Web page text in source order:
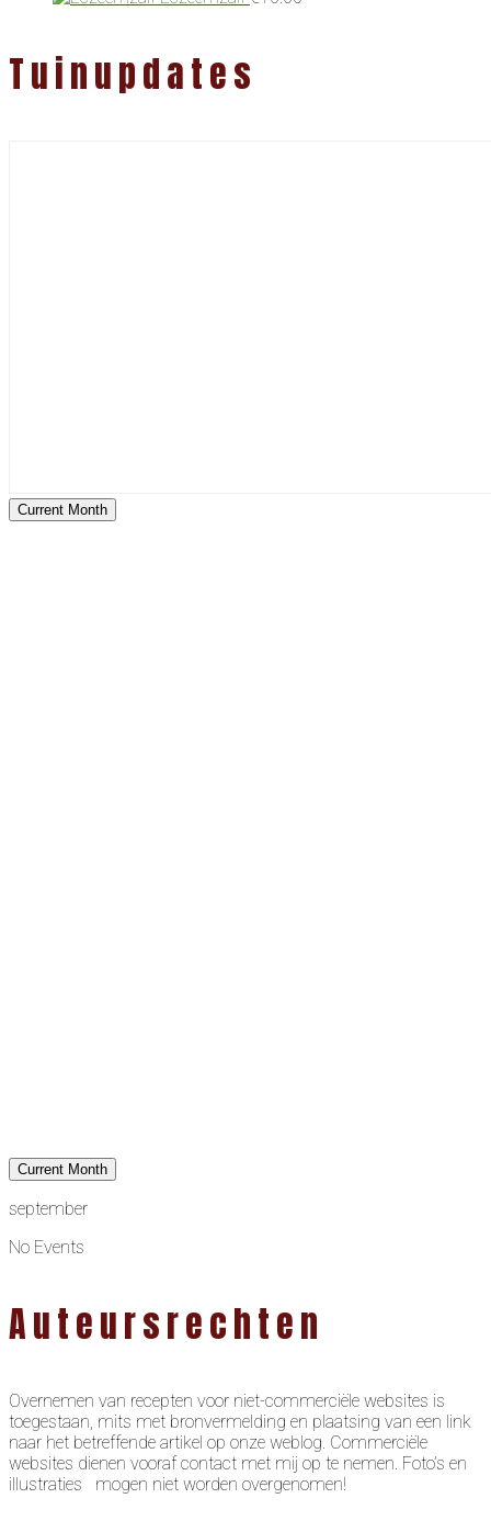
Tuinupdates
Current Month
Current Month
september
No Events
Auteursrechten
Overnemen van recepten voor niet-commerciële websites is
toegestaan, mits met bronvermelding en plaatsing van een link
naar het betreffende artikel op onze weblog. Commerciële
websites dienen vooraf contact met mij op te nemen. Foto’s en
illustraties mogen niet worden overgenomen!